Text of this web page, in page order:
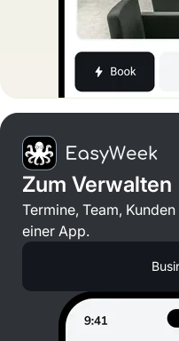
Zum Verwalten
Termine, Team,
einer App.